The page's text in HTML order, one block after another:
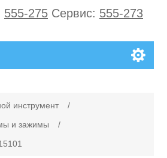
555-275 Сервис: 555-273
инструмент
/
и зажимы
/